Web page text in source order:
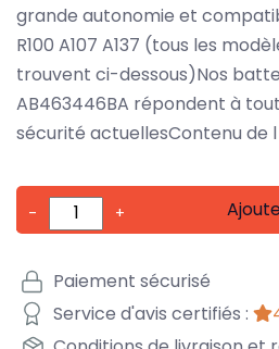
grande autonomie et
R100 A107 A137 (tous les
trouvent ci-dessous)Nos
AB463446BA répondent à
sécurité actuellesContenu de l
- +
Paiement sécurisé
Service d'avis certifiés :